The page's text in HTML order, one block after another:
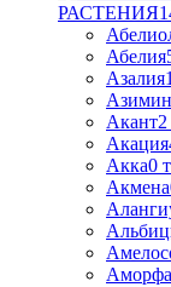
РАСТЕНИЯ
Абелия
Азалия
Акант2
Акация
Акка0
Акмена
Аморфа